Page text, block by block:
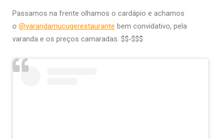
Passamos na frente olhamos o cardápio e achamos
o @varandamucugerestaurante bem convidativo, pela
varanda e os preços camaradas. $$‑$$$